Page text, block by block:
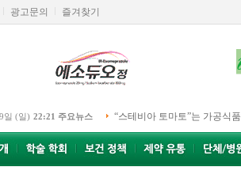
광고문의 즐겨찾기
일 (일) 22:21 주요뉴스 “스테비아 토마토”는 가공식품